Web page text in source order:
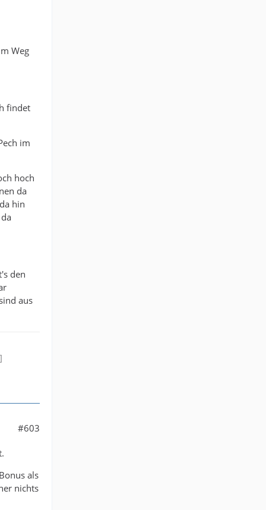
Weg
findet
im
hoch
da
hin
den
aus
]
#603
als
nichts